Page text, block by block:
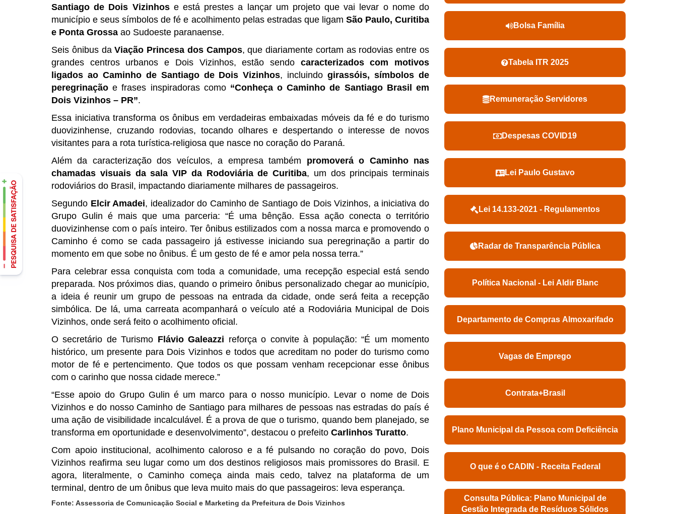
Santiago de Dois Vizinhose está prestes a lançar um projeto que vai levar o nome do
município e seus símbolos de fé e acolhimento pelas estradas que ligam São Paulo, Curitiba
e Ponta Grossa ao Sudoeste paranaense.
Seis ônibus daViação Princesa dos Campos, que diariamente cortam as rodovias entre os
grandes centros urbanos e Dois Vizinhos, estão sendo caracterizados com
motivos
ligados ao Caminho de Santiago de Dois Vizinhos, incluindogirassóis, símbolos de
peregrinaçãoe frases inspiradoras como“Conheça o Caminho de Santiago Brasil em
Dois Vizinhos – PR”.
Essa iniciativa transforma os ônibus em verdadeiras embaixadas móveis da fé e do turismo
duovizinhense, cruzando rodovias, tocando olhares e despertando o interesse de novos
visitantes para a rota turística-religiosa que nasce no coração do Paraná.
Além da caracterização dos veículos, a empresa também promoverá o Caminho nas
chamadas visuais da sala VIP da Rodoviária de Curitiba, um dos principais terminais
rodoviários do Brasil, impactando diariamente milhares de passageiros.
Segundo Elcir Amadei, idealizador do Caminho de Santiago de Dois Vizinhos, a iniciativa do
Grupo Gulin é mais que uma parceria: “É uma bênção. Essa ação conecta o território
duovizinhense com o país inteiro. Ter ônibus estilizados com a nossa marca e promovendo o
Caminho é como se cada passageiro já estivesse iniciando sua peregrinação a partir do
momento em que sobe no ônibus. É um gesto de fé e amor pela nossa terra.”
Para celebrar essa conquista com toda a comunidade, uma recepção especial está sendo
preparada. Nos próximos dias, quando o primeiro ônibus personalizado chegar ao município,
a ideia é reunir um grupo de pessoas na entrada da cidade, onde será feita a recepção
simbólica. De lá, uma carreata acompanhará o veículo até a Rodoviária Municipal de Dois
Vizinhos, onde será feito o acolhimento oficial.
O secretário de Turismo Flávio Galeazzi reforça o convite à população: “É um momento
histórico, um presente para Dois Vizinhos e todos que acreditam no poder do turismo como
motor de fé e pertencimento. Que todos os que possam venham recepcionar esse ônibus
com o carinho que nossa cidade merece.”
“Esse apoio do Grupo Gulin é um marco para o nosso município. Levar o nome de Dois
Vizinhos e do nosso Caminho de Santiago para milhares de pessoas nas estradas do país é
uma ação de visibilidade incalculável. É a prova de que o turismo, quando bem planejado, se
transforma em oportunidade e desenvolvimento”, destacou o prefeito Carlinhos Turatto.
Com apoio institucional, acolhimento caloroso e a fé pulsando no coração do povo, Dois
Vizinhos reafirma seu lugar como um dos destinos religiosos mais promissores do Brasil. E
agora, literalmente, o Caminho começa ainda mais cedo, talvez na plataforma de um
terminal, dentro de um ônibus que leva muito mais do que passageiros: leva esperança.
Fonte: Assessoria de Comunicação Social e Marketing da Prefeitura de Dois Vizinhos
Bolsa Família
Tabela ITR 2025
Remuneração Servidores
Despesas COVID19
Lei Paulo Gustavo
Lei 14.133-2021 - Regulamentos
Radar de Transparência Pública
Política Nacional - Lei Aldir Blanc
Departamento de Compras Almoxarifado
Vagas de Emprego
Contrata+Brasil
Plano Municipal da Pessoa com Deficiência
O que é o CADIN - Receita Federal
Consulta Pública: Plano Municipal de
Gestão Integrada de Resíduos Sólidos